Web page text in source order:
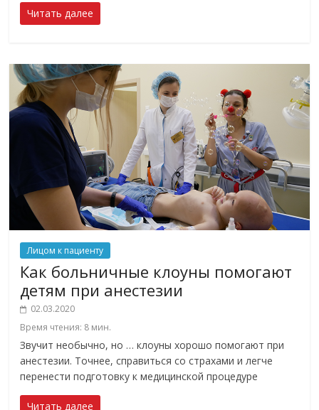
Читать далее
Лицом к пациенту
Как больничные клоуны помогают
детям при анестезии
02.03.2020
Время чтения: 8 мин.
Звучит необычно, но … клоуны хорошо помогают при
анестезии. Точнее, справиться со страхами и легче
перенести подготовку к медицинской процедуре
Читать далее